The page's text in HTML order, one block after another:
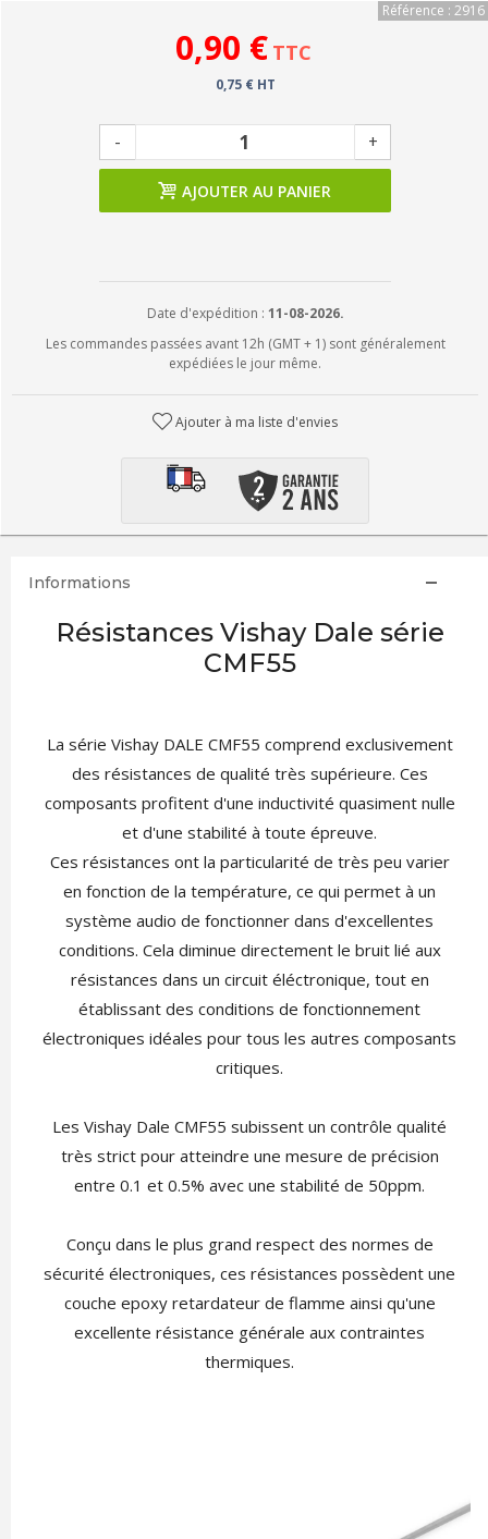
Référence : 2916
0,90 € TTC
0,75 € HT
- +
AJOUTER AU PANIER
Date d'expédition : 11-08-2026.
Les commandes passées avant 12h (GMT + 1) sont généralement
expédiées le jour même.
Ajouter à ma liste d'envies
Informations
Résistances Vishay Dale série
CMF55
La série Vishay DALE CMF55 comprend exclusivement
des résistances de qualité très supérieure. Ces
composants profitent d'une inductivité quasiment nulle
et d'une stabilité à toute épreuve.
Ces résistances ont la particularité de très peu varier
en fonction de la température, ce qui permet à un
système audio de fonctionner dans d'excellentes
conditions. Cela diminue directement le bruit lié aux
résistances dans un circuit éléctronique, tout en
établissant des conditions de fonctionnement
électroniques idéales pour tous les autres composants
critiques.
Les Vishay Dale CMF55 subissent un contrôle qualité
très strict pour atteindre une mesure de précision
entre 0.1 et 0.5% avec une stabilité de 50ppm.
Conçu dans le plus grand respect des normes de
sécurité électroniques, ces résistances possèdent une
couche epoxy retardateur de flamme ainsi qu'une
excellente résistance générale aux contraintes
thermiques.